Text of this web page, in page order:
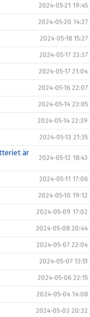
2024-05-21 19:45
2024-05-20 14:27
2024-05-18 15:27
2024-05-17 23:37
2024-05-17 21:04
2024-05-16 22:07
2024-05-14 23:05
2024-05-14 22:39
2024-05-13 21:35
är
2024-05-12 18:43
2024-05-11 17:06
2024-05-10 19:12
2024-05-09 17:02
2024-05-08 20:44
2024-05-07 22:04
2024-05-07 13:51
2024-05-06 22:15
2024-05-04 14:08
2024-05-03 20:32